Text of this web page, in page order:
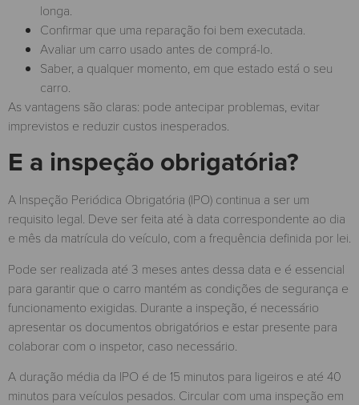
longa.
Confirmar que uma reparação foi bem executada.
Avaliar um carro usado antes de comprá-lo.
Saber, a qualquer momento, em que estado está o seu
carro.
As vantagens são claras: pode antecipar problemas, evitar
imprevistos e reduzir custos inesperados.
E a inspeção obrigatória?
A Inspeção Periódica Obrigatória (IPO) continua a ser um
requisito legal. Deve ser feita até à data correspondente ao dia
e mês da matrícula do veículo, com a frequência definida por lei.
Pode ser realizada até 3 meses antes dessa data e é essencial
para garantir que o carro mantém as condições de segurança e
funcionamento exigidas. Durante a inspeção, é necessário
apresentar os documentos obrigatórios e estar presente para
colaborar com o inspetor, caso necessário.
A duração média da IPO é de 15 minutos para ligeiros e até 40
minutos para veículos pesados. Circular com uma inspeção em